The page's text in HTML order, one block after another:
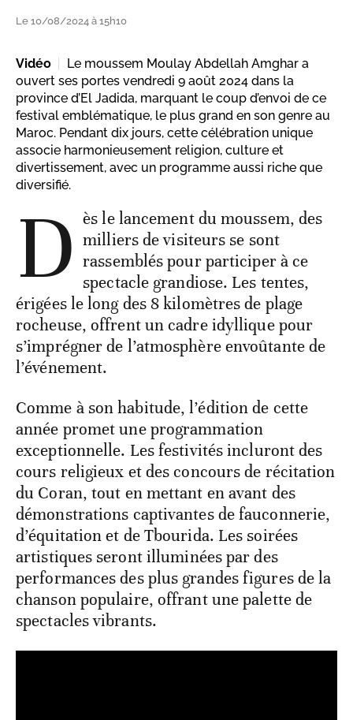
Le 10/08/2024 à 15h10
Vidéo
Le moussem Moulay Abdellah Amghar a
ouvert ses portes vendredi 9 août 2024 dans la
province d’El Jadida, marquant le coup d’envoi de ce
festival emblématique, le plus grand en son genre au
Maroc. Pendant dix jours, cette célébration unique
associe harmonieusement religion, culture et
divertissement, avec un programme aussi riche que
diversifié.
D ès le lancement du moussem, des
milliers de visiteurs se sont
rassemblés pour participer à ce
spectacle grandiose. Les tentes,
érigées le long des 8 kilomètres de plage
rocheuse, offrent un cadre idyllique pour
s’imprégner de l’atmosphère envoûtante de
l’événement.
Comme à son habitude, l’édition de cette
année promet une programmation
exceptionnelle. Les festivités incluront des
cours religieux et des concours de récitation
du Coran, tout en mettant en avant des
démonstrations captivantes de fauconnerie,
d’équitation et de Tbourida. Les soirées
artistiques seront illuminées par des
performances des plus grandes figures de la
chanson populaire, offrant une palette de
spectacles vibrants.